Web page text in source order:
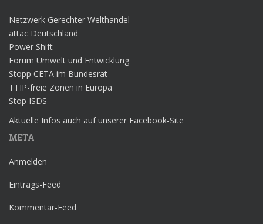
Netzwerk Gerechter Welthandel
attac Deutschland
Power Shift
Forum Umwelt und Entwicklung
Stopp CETA im Bundesrat
TTIP-freie Zonen in Europa
Stop ISDS
Aktuelle Infos auch auf unserer Facebook-Site
META
Anmelden
Eintrags-Feed
Kommentar-Feed